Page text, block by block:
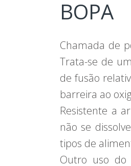
BOPA
Chamada de
Trata-se de
de fusão
barreira ao
Resistente a
não se
tipos de
Outro uso do